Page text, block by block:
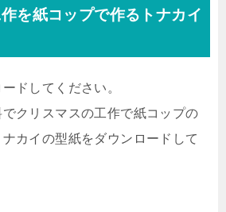
を紙コップで作るトナカイ
ドしてください。
クリスマスの工作で紙コップの
カイの型紙をダウンロードして